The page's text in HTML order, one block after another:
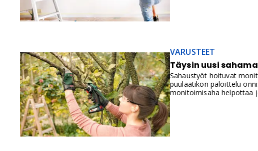
VARUSTEET
Täysin uusi
Sahaustyöt hoituvat
puulaatikon paloittelu
monitoimisaha helpottaa